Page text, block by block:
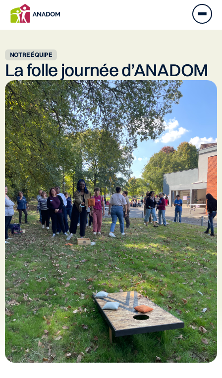
NOTRE ÉQUIPE
La folle journée d’ANADOM